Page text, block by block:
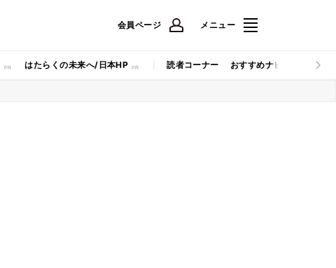
会員ページ メニュー
はたらくの未来へ/日本HP 読者コーナー おすすめナビ マイナビ